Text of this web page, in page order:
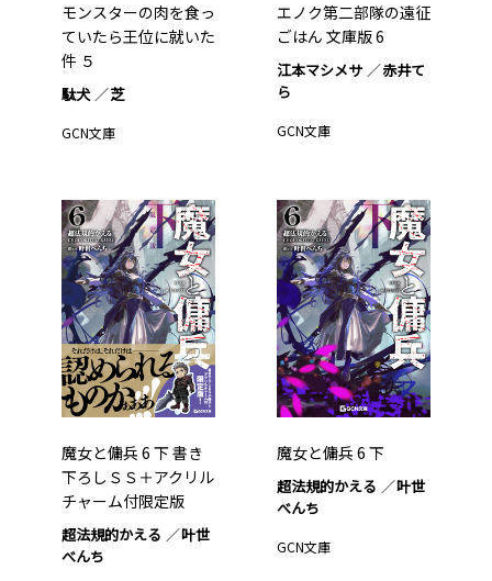
モンスターの肉を食っ
ていたら王位に就いた
件 ５
駄犬 芝
GCN文庫
エノク第二部隊の遠征
ごはん 文庫版 6
江本マシメサ
赤井て
ら
GCN文庫
魔女と傭兵 6 下 書き
下ろしＳＳ＋アクリル
チャーム付限定版
超法規的かえる
叶世
べんち
魔女と傭兵 6 下
超法規的かえる
叶世
べんち
GCN文庫